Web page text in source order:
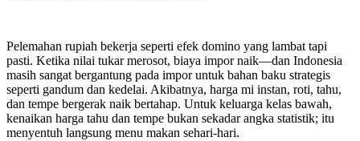
Pelemahan rupiah bekerja seperti efek domino yang lambat tapi
pasti. Ketika nilai tukar merosot, biaya impor naik—dan Indonesia
masih sangat bergantung pada impor untuk bahan baku strategis
seperti gandum dan kedelai. Akibatnya, harga mi instan, roti, tahu,
dan tempe bergerak naik bertahap. Untuk keluarga kelas bawah,
kenaikan harga tahu dan tempe bukan sekadar angka statistik; itu
menyentuh langsung menu makan sehari-hari.